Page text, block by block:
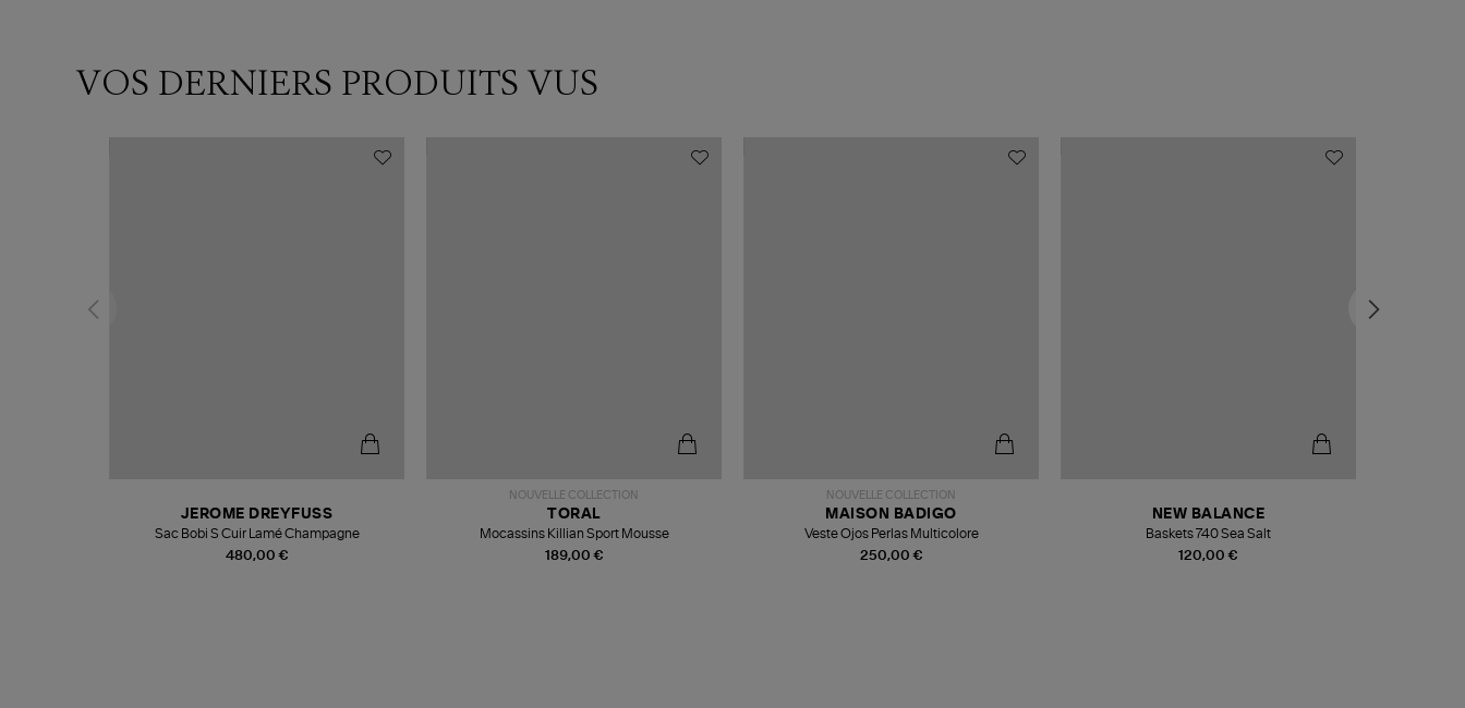
VOS DERNIERS PRODUITS VUS
480,00 €
JEROME DREYFUSS
Sac Bobi S Cuir Lamé Champagne
NOUVELLE COLLECTION
189,00 €
TORAL
Mocassins Killian Sport Mousse
NOUVELLE COLLECTION
250,00 €
MAISON BADIGO
Veste Ojos Perlas Multicolore
120,00 €
NEW BALANCE
Baskets 740 Sea Salt